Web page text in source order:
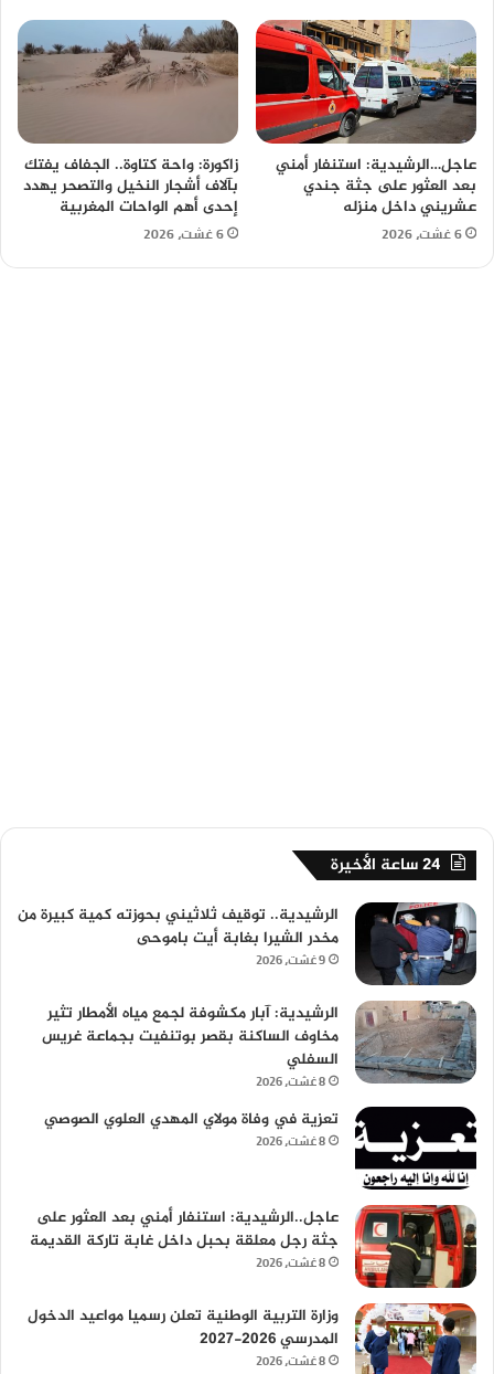
عاجل…الرشيدية: استنفار أمني
بعد العثور على جثة جندي
عشريني داخل منزله
6 غشت، 2026
زاكورة: واحة كتاوة.. الجفاف يفتك
بآلاف أشجار النخيل والتصحر يهدد
إحدى أهم الواحات المغربية
6 غشت، 2026
24 ساعة الأخيرة
الرشيدية.. توقيف ثلاثيني بحوزته كمية كبيرة من
مخدر الشيرا بغابة أيت باموحى
9 غشت، 2026
الرشيدية: آبار مكشوفة لجمع مياه الأمطار تثير
مخاوف الساكنة بقصر بوتنفيت بجماعة غريس
السفلي
8 غشت، 2026
تعزية في وفاة مولاي المهدي العلوي الصوصي
8 غشت، 2026
عاجل..الرشيدية: استنفار أمني بعد العثور على
جثة رجل معلقة بحبل داخل غابة تاركة القديمة
8 غشت، 2026
وزارة التربية الوطنية تعلن رسميا مواعيد الدخول
المدرسي 2026-2027
8 غشت، 2026